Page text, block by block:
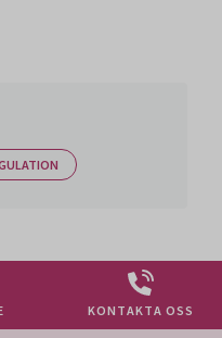
KONTAKTA OSS